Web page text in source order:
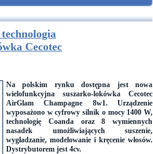
Cecotec
Na polskim rynku dostępna jest nowa
wielofunkcyjna suszarko-lokówka Cecotec
AirGlam Champagne 8w1. Urządzenie
wyposażono w cyfrowy silnik o mocy 1400 W,
technologię Coanda oraz 8 wymiennych
nasadek umożliwiających suszenie,
wygładzanie, modelowanie i kręcenie włosów.
Dystrybutorem jest 4cv.